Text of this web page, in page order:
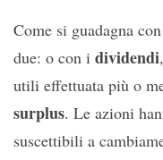
Come si guadagna
due: o con i dividendi
utili effettuata più o
surplus. Le azioni
suscettibili a